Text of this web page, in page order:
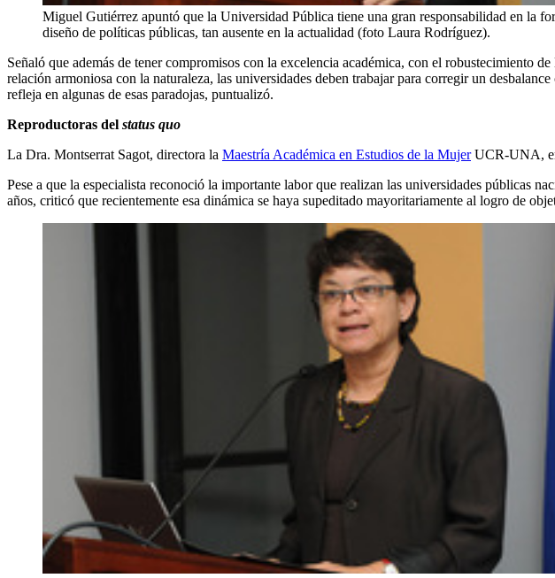
Miguel Gutiérrez apuntó que la Universidad Pública tiene una gran responsabilidad en la
diseño de políticas públicas, tan ausente en la actualidad (foto Laura Rodríguez).
Señaló que además de tener compromisos con la excelencia académica, con el robustecimiento
relación armoniosa con la naturaleza, las universidades deben trabajar para corregir un
refleja en algunas de esas paradojas, puntualizó.
Reproductoras del status quo
La Dra. Montserrat Sagot, directora la Maestría Académica en Estudios de la MujerUCR-UNA,
Pese a que la especialista reconoció la importante labor que realizan las universidades públicas
años, criticó que recientemente esa dinámica se haya supeditado mayoritariamente al logro de